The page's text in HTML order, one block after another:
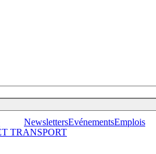
NewslettersEvénementsEmplois
TRANSPORT